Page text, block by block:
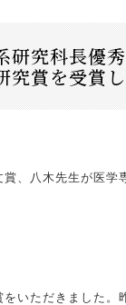
研究科長優
究賞を受賞
、八木先生が医学
いただきました。